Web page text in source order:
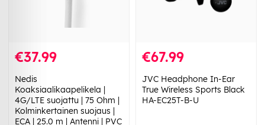
€37.99
Nedis
Koaksiaalikaapelikela |
4G/LTE suojattu | 75 Ohm |
Kolminkertainen suojaus |
ECA | 25.0 m | Antenni | PVC
€67.99
JVC Headphone In-Ear
True Wireless Sports Black
HA-EC25T-B-U